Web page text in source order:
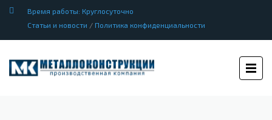
Время работы: Круглосуточно
Статьи и новости / Политика конфиденциальности